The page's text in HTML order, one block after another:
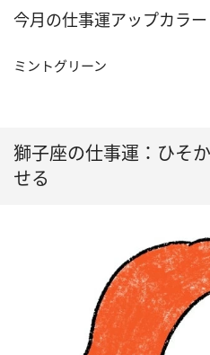
今月の仕事運アップカラー
ミントグリーン
獅子座の仕事運：ひそ
せる